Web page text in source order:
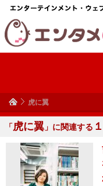
虎に翼
「虎に翼 」に関連する